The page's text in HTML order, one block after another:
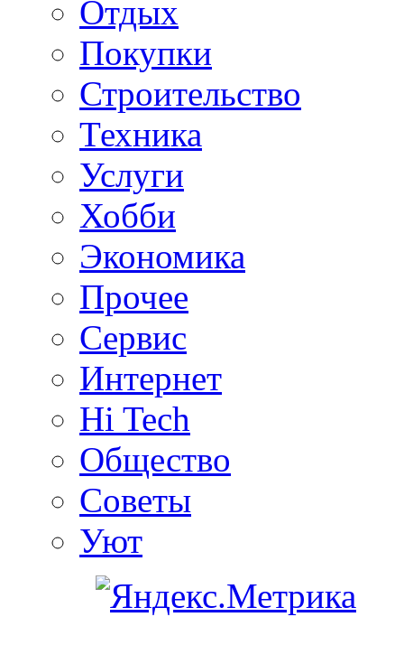
Отдых
Покупки
Строительство
Техника
Услуги
Хобби
Экономика
Прочее
Сервис
Интернет
Hi Tech
Общество
Советы
Уют